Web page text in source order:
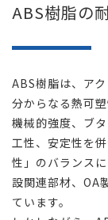
ABS樹脂の
ABS樹脂は、ア
分からなる熱可
機械的強度、ブ
工性、安定性を
性」のバランス
設関連部材、OA
ています。